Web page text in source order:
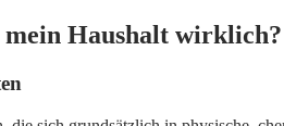
Haushalt wirklich?